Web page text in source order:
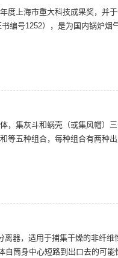
度上海市重大科技成果奖，并
编号1252），是为国内锅炉烟
，集灰斗和蜗壳（或集风帽）
等五种组合，每种组合有两种
离器，适用于捕集干燥的非纤维
筒身中心短路到出口去的可能